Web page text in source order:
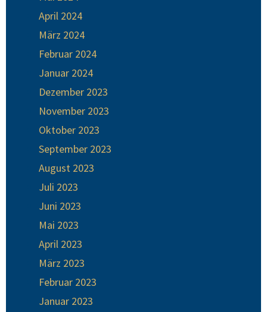
April 2024
März 2024
Februar 2024
Januar 2024
Dezember 2023
November 2023
Oktober 2023
September 2023
August 2023
Juli 2023
Juni 2023
Mai 2023
April 2023
März 2023
Februar 2023
Januar 2023